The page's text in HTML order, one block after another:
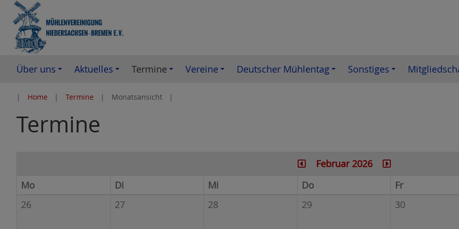
Über uns Aktuelles Termine Vereine Deutscher Mühlentag Sonstiges
Home Termine Monatsansicht
Termine
Februar 2026
Mo
Di Mi Do Fr
26
27 28 29 30